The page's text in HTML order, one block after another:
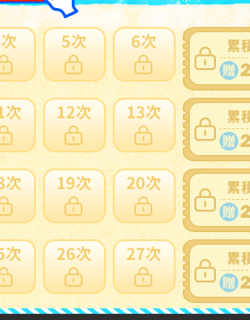
0~0件 / 0件跳
理 運送損